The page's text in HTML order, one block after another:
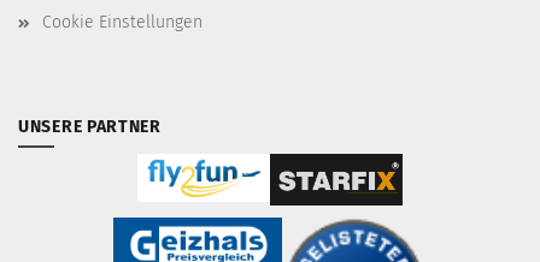
Cookie Einstellungen
UNSERE PARTNER